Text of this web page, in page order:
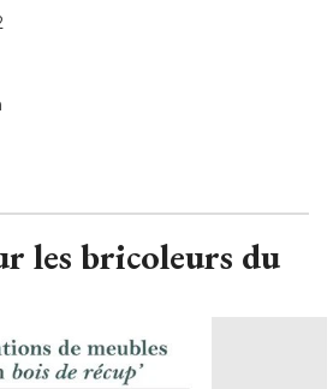
les bricoleurs du